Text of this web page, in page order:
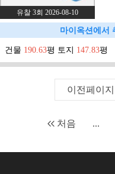
유찰 3회 2026-08-10
마이옥션에서
건물 190.63평 토지 147.83평
이전페이지
처음 ...